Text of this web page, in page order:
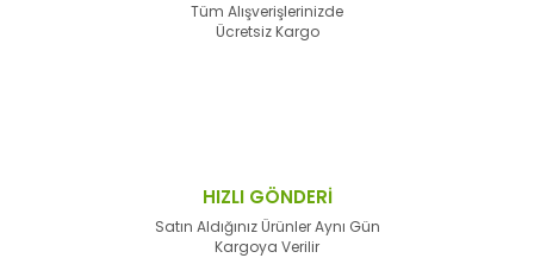
Tüm Alışverişlerinizde
Ücretsiz Kargo
HIZLI GÖNDERİ
Satın Aldığınız Ürünler Aynı Gün
Kargoya Verilir